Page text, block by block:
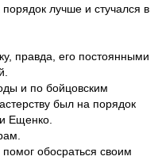
лучше и стучался в
правда, его постоянными
и по бойцовским
был на порядок
Ещенко.
обосраться своим